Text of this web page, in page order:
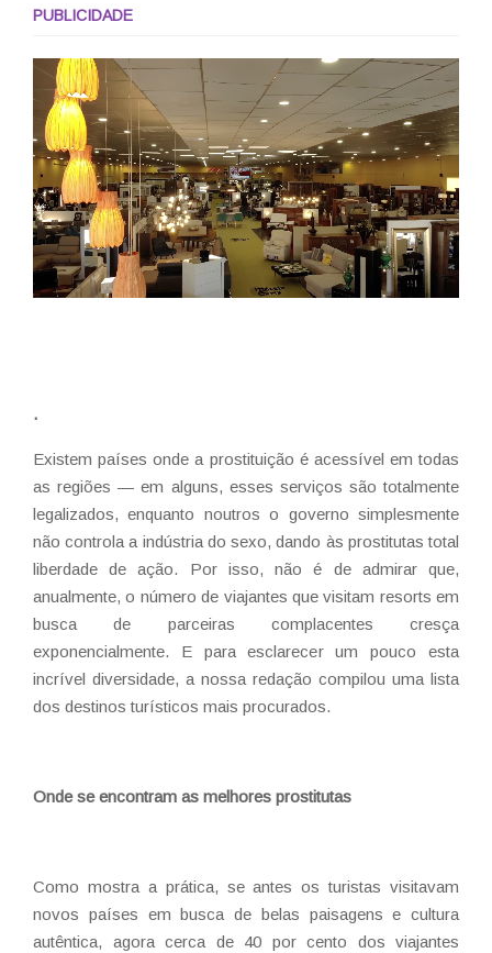
PUBLICIDADE
.
Existem países onde a prostituição é acessível em todas
as regiões — em alguns, esses serviços são totalmente
legalizados, enquanto noutros o governo simplesmente
não controla a indústria do sexo, dando às prostitutas total
liberdade de ação. Por isso, não é de admirar que,
anualmente, o número de viajantes que visitam resorts em
busca de parceiras complacentes cresça
exponencialmente. E para esclarecer um pouco esta
incrível diversidade, a nossa redação compilou uma lista
dos destinos turísticos mais procurados.
Onde se encontram as melhores prostitutas
Como mostra a prática, se antes os turistas visitavam
novos países em busca de belas paisagens e cultura
autêntica, agora cerca de 40 por cento dos viajantes